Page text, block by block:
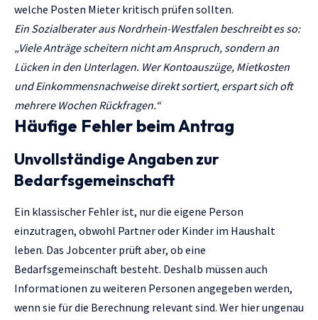
welche Posten Mieter kritisch prüfen sollten.
Ein Sozialberater aus Nordrhein-Westfalen beschreibt es so:
„Viele Anträge scheitern nicht am Anspruch, sondern an
Lücken in den Unterlagen. Wer Kontoauszüge, Mietkosten
und Einkommensnachweise direkt sortiert, erspart sich oft
mehrere Wochen Rückfragen.“
Häufige Fehler beim Antrag
Unvollständige Angaben zur
Bedarfsgemeinschaft
Ein klassischer Fehler ist, nur die eigene Person
einzutragen, obwohl Partner oder Kinder im Haushalt
leben. Das Jobcenter prüft aber, ob eine
Bedarfsgemeinschaft besteht. Deshalb müssen auch
Informationen zu weiteren Personen angegeben werden,
wenn sie für die Berechnung relevant sind. Wer hier ungenau